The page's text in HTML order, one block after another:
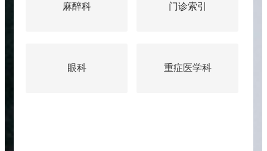
麻醉科
眼科
门诊索引
重症医学科